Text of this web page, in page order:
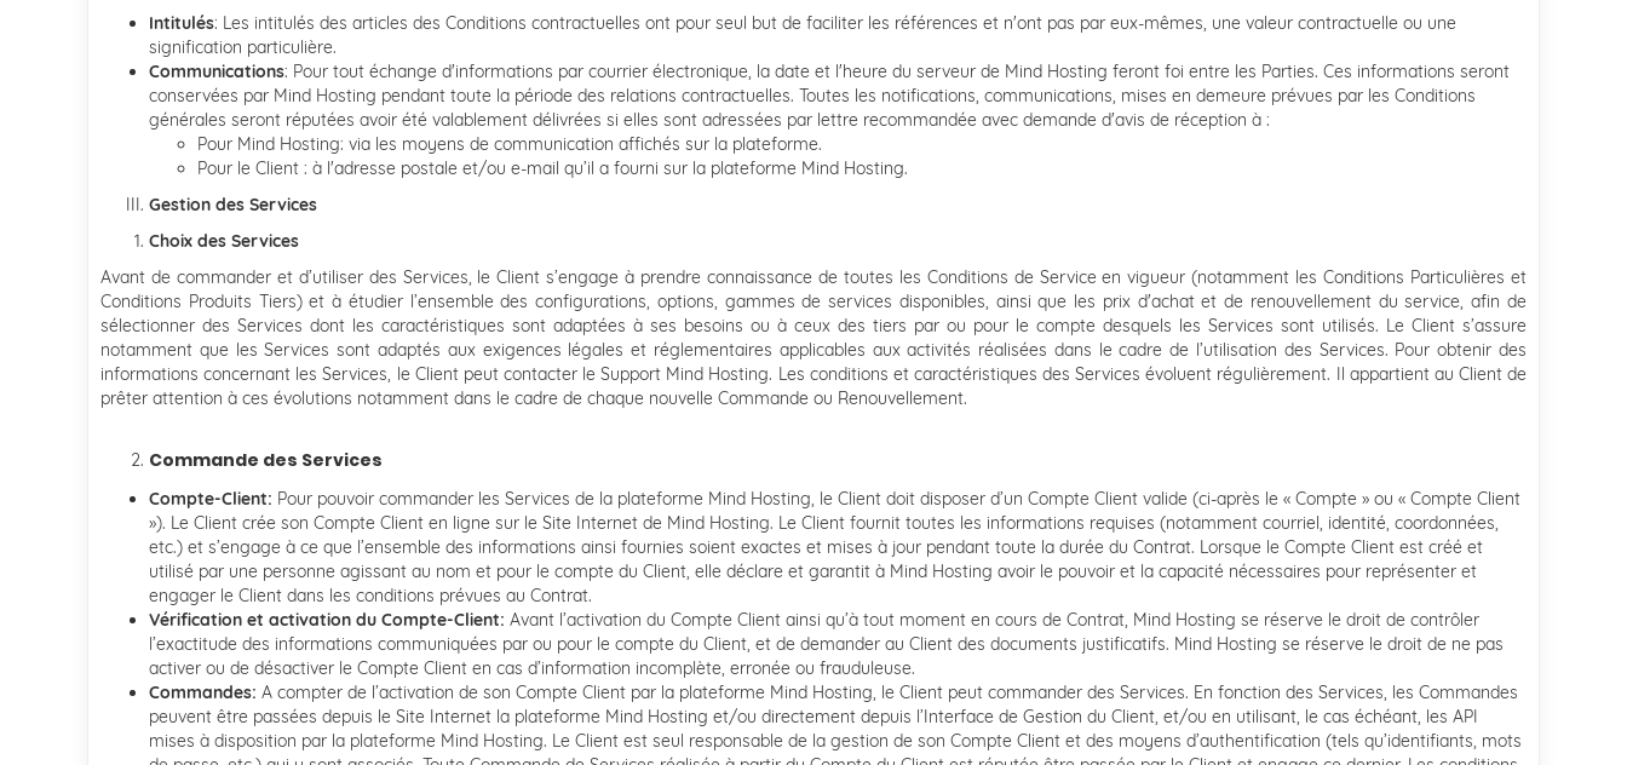
Intitulés: Les intitulés des articles des Conditions contractuelles ont pour seul but de faciliter les références et n'ont pas par eux-mêmes, une valeur contractuelle ou une
signification particulière.
Communications: Pour tout échange d'informations par courrier électronique, la date et l'heure du serveur de Mind Hosting feront foi entre les Parties. Ces informations seront
conservées par Mind Hosting pendant toute la période des relations contractuelles. Toutes les notifications, communications, mises en demeure prévues par les Conditions
générales seront réputées avoir été valablement délivrées si elles sont adressées par lettre recommandée avec demande d'avis de réception à :
Pour Mind Hosting: via les moyens de communication affichés sur la plateforme.
Pour le Client : à l'adresse postale et/ou e-mail qu’il a fourni sur la plateforme Mind Hosting.
Gestion des Services
Choix des Services
Avant de commander et d’utiliser des Services, le Client s’engage à prendre connaissance de toutes les Conditions de Service en vigueur (notamment les Conditions Particulières et
Conditions Produits Tiers) et à étudier l’ensemble des configurations, options, gammes de services disponibles, ainsi que les prix d'achat et de renouvellement du service, afin de
sélectionner des Services dont les caractéristiques sont adaptées à ses besoins ou à ceux des tiers par ou pour le compte desquels les Services sont utilisés. Le Client s’assure
notamment que les Services sont adaptés aux exigences légales et réglementaires applicables aux activités réalisées dans le cadre de l’utilisation des Services. Pour obtenir des
informations concernant les Services, le Client peut contacter le Support Mind Hosting. Les conditions et caractéristiques des Services évoluent régulièrement. Il appartient au Client de
prêter attention à ces évolutions notamment dans le cadre de chaque nouvelle Commande ou Renouvellement.
Commande des Services
Compte-Client: Pour pouvoir commander les Services de la plateforme Mind Hosting, le Client doit disposer d’un Compte Client valide (ci-après le « Compte » ou « Compte Client
»). Le Client crée son Compte Client en ligne sur le Site Internet de Mind Hosting. Le Client fournit toutes les informations requises (notamment courriel, identité, coordonnées,
etc.) et s’engage à ce que l’ensemble des informations ainsi fournies soient exactes et mises à jour pendant toute la durée du Contrat. Lorsque le Compte Client est créé et
utilisé par une personne agissant au nom et pour le compte du Client, elle déclare et garantit à Mind Hosting avoir le pouvoir et la capacité nécessaires pour représenter et
engager le Client dans les conditions prévues au Contrat.
Vérification et activation du Compte-Client: Avant l’activation du Compte Client ainsi qu’à tout moment en cours de Contrat, Mind Hosting se réserve le droit de contrôler
l’exactitude des informations communiquées par ou pour le compte du Client, et de demander au Client des documents justificatifs. Mind Hosting se réserve le droit de ne pas
activer ou de désactiver le Compte Client en cas d’information incomplète, erronée ou frauduleuse.
Commandes: A compter de l’activation de son Compte Client par la plateforme Mind Hosting, le Client peut commander des Services. En fonction des Services, les Commandes
peuvent être passées depuis le Site Internet la plateforme Mind Hosting et/ou directement depuis l’Interface de Gestion du Client, et/ou en utilisant, le cas échéant, les API
mises à disposition par la plateforme Mind Hosting. Le Client est seul responsable de la gestion de son Compte Client et des moyens d’authentification (tels qu’identifiants, mots